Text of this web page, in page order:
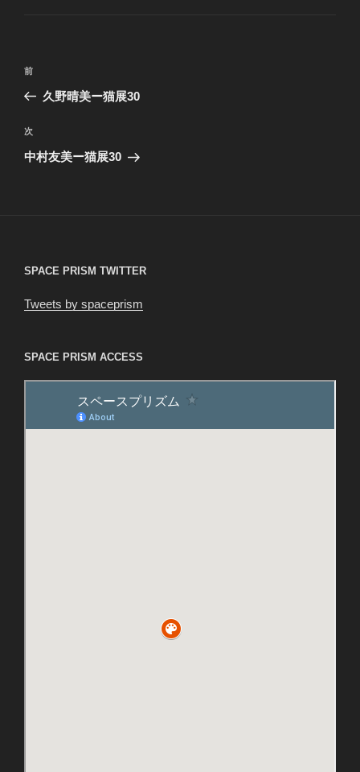
投
ビ
ゲ
前
の
稿
前
久野晴美ー猫展30
次
の
次
中村友美ー猫展30
SPACE PRISM TWITTER
Tweets by spaceprism
SPACE PRISM ACCESS